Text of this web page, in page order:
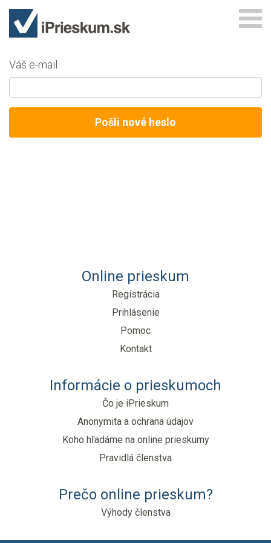
Váš e-mail
Online prieskum
Registrácia
Prihlásenie
Pomoc
Kontakt
Informácie o prieskumoch
Čo je iPrieskum
Anonymita a ochrana údajov
Koho hľadáme na online prieskumy
Pravidlá členstva
Prečo online prieskum?
Výhody členstva